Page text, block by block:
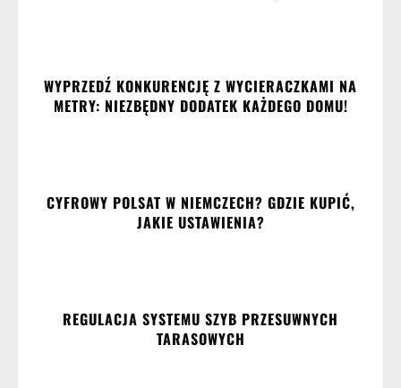
WYPRZEDŹ KONKURENCJĘ Z WYCIERACZKAMI NA
METRY: NIEZBĘDNY DODATEK KAŻDEGO DOMU!
CYFROWY POLSAT W NIEMCZECH? GDZIE KUPIĆ,
JAKIE USTAWIENIA?
REGULACJA SYSTEMU SZYB PRZESUWNYCH
TARASOWYCH